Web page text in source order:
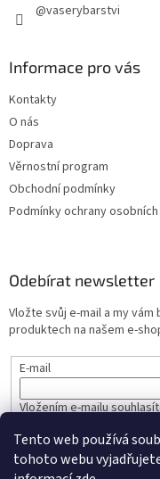
Tento web používá
tohoto webu
@vaserybarstvi
Informace pro vás
Kontakty
O nás
Doprava
Věrnostní program
Obchodní podmínky
Podmínky ochrany osobních
Odebírat newsletter
Vložte svůj e-mail a my
produktech na našem e-
E-mail
Vložením e-mailu
PŘIHLÁSIT SE